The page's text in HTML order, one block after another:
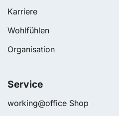
Karriere
Wohlfühlen
Organisation
Service
working@office Shop